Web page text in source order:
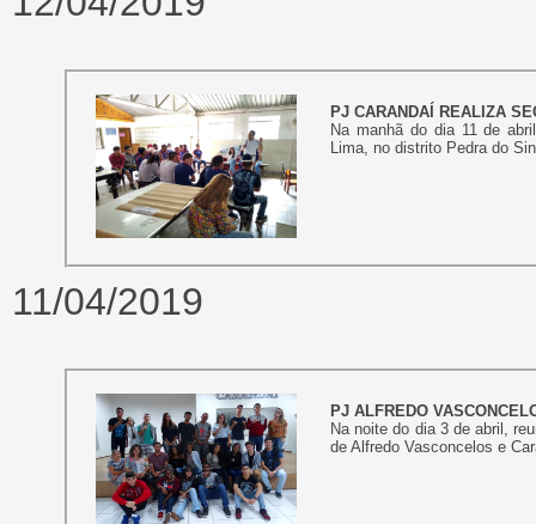
PJ CARANDAÍ REALIZA
Na manhã do dia 11 de
Lima, no distrito Pedra do
11/04/2019
PJ ALFREDO
Na noite do dia 3 de abril,
de Alfredo Vasconcelos e